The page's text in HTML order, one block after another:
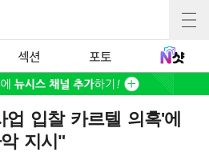
섹션 포토
입찰 카르텔 의혹'에
지시"